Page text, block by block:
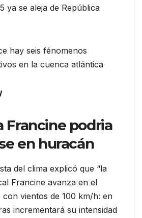
ya se aleja de República
Francine podria
en huracán
del clima explicó que “la
Francine avanza en el
vientos de 100 km/h: en
incrementará su intensidad